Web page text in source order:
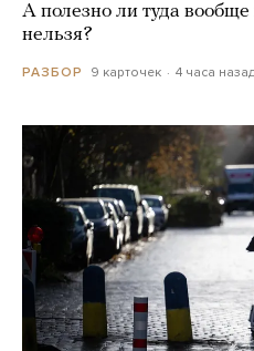
А полезно ли туда
нельзя?
РАЗБОР 9 карточек 4 часа назад